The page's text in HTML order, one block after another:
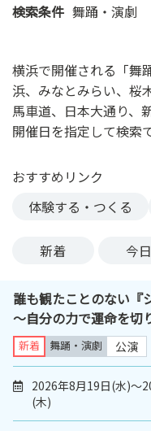
の
ク
検索条件 舞踊・演劇
横浜で開催される「舞
浜、みなとみらい、桜
馬車道、日本大通り、
開催日を指定して検索
おすすめリンク
体験する・つくる
新着 今日
誰も観たことのない『
～自分の力で運命を切
新着 舞踊・演劇 公演
2026年8月19日(水)～
(木)